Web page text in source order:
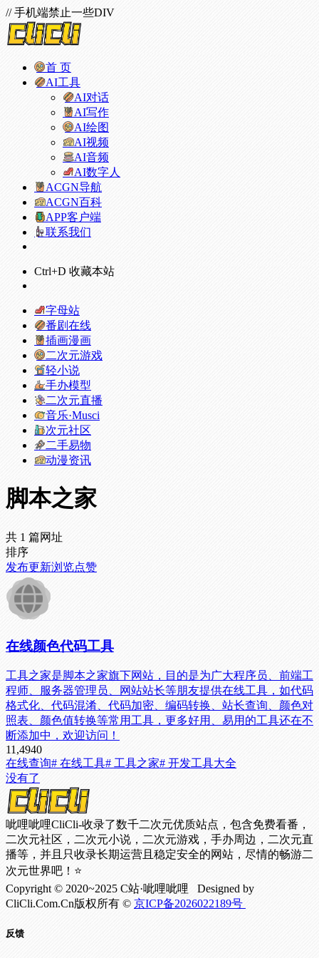
// 手机端禁止一些DIV
首 页
AI工具
AI对话
AI写作
AI绘图
AI视频
AI音频
AI数字人
ACGN导航
ACGN百科
APP客户端
联系我们
Ctrl+D 收藏本站
字母站
番剧在线
插画漫画
二次元游戏
轻小说
手办模型
二次元直播
音乐·Musci
次元社区
二手易物
动漫资讯
脚本之家
共 1 篇网址
排序
发布更新浏览点赞
在线颜色代码工具
工具之家是脚本之家旗下网站，目的是为广大程序员、前端工
程师、服务器管理员、网站站长等朋友提供在线工具，如代码
格式化、代码混淆、代码加密、编码转换、站长查询、颜色对
照表、颜色值转换等常用工具，更多好用、易用的工具还在不
断添加中，欢迎访问！
11,4940
在线查询# 在线工具# 工具之家# 开发工具大全
没有了
呲哩呲哩CliCli-收录了数千二次元优质站点，包含免费看番，
二次元社区，二次元小说，二次元游戏，手办周边，二次元直
播等，并且只收录长期运营且稳定安全的网站，尽情的畅游二
次元世界吧！⭐
Copyright © 2020~2025 C站·呲哩呲哩 Designed by
CliCli.Com.Cn版权所有 © 京ICP备2026022189号
反馈